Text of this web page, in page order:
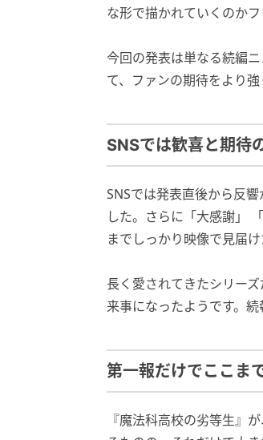
な形で描かれていくのかフ
今回の発表は単なる続編
て、ファンの期待をより強
SNSでは歓喜と期待
SNSでは発表直後から反
した。さらに「大感謝」
までしっかり映像で見届
長く愛されてきたシリー
来事になったようです。
第一報だけでここま
『魔法科高校の劣等生』